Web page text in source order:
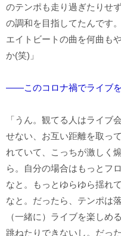
のテンポも走り過ぎたりせ
の調和を目指してたんです
エイトビートの曲を何曲も
か(笑)」
――このコロナ禍でライブを
「うん。観てる人はライブ
せない、お互い距離を取っ
れていて、こっちが激しく
ら。自分の場合はもっとフ
なと。もっとゆらゆら揺れ
なと。だったら、テンポは
（一緒に）ライブを楽しめ
跳ねたりできないし。だっ